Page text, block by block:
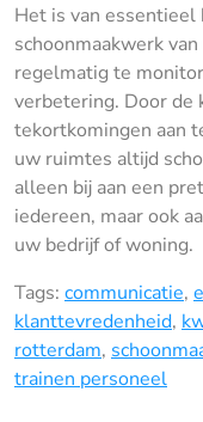
Het is van
schoonmaakwerk
regelmatig te
verbetering. Door
tekortkomingen aan
uw ruimtes altijd
alleen bij aan een
iedereen, maar ook
uw bedrijf of woning.
Tags: communicatie,
klanttevredenheid,
rotterdam,
trainen personeel